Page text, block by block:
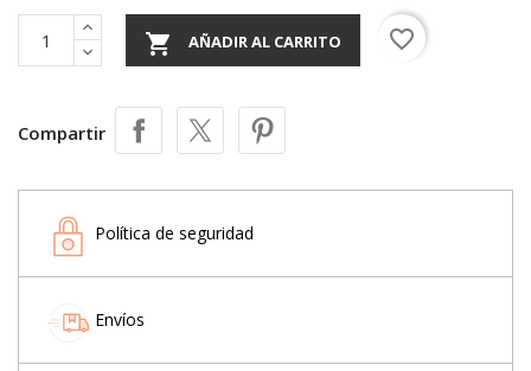
 AÑADIR AL CARRITO favorite_border
Compartir
Política de seguridad
Envíos